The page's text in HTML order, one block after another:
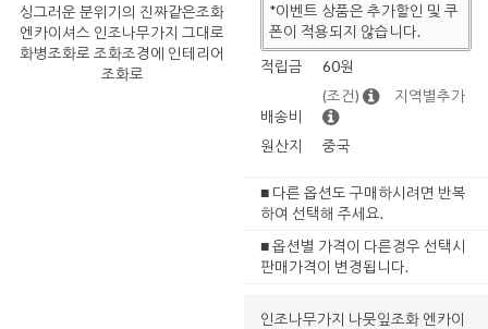
싱그러운 분위기의 진짜같은조화
엔카이셔스 인조나무가지 그대로
화병조화로 조화조경에 인테리어
조화로
*이벤트 상품은 추가할인 및 쿠
폰이 적용되지 않습니다.
적립금
60원
배송비
(조건) 지역별추가
원산지 중국
■ 다른 옵션도 구매하시려면 반복
하여 선택해 주세요.
■ 옵션별 가격이 다른경우 선택시
판매가격이 변경됩니다.
인조나무가지 나뭇잎조화 엔카이